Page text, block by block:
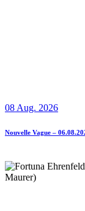
08 Aug. 2026
Nouvelle Vague –